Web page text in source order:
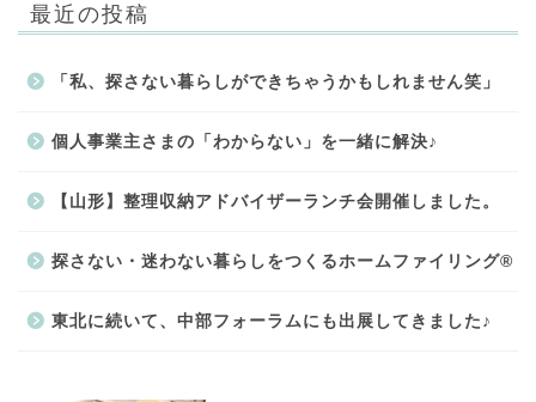
最近の投稿
「私、探さない暮らしができちゃうかもしれません笑」
個人事業主さまの「わからない」を一緒に解決♪
【山形】整理収納アドバイザーランチ会開催しました。
探さない・迷わない暮らしをつくるホームファイリング®
東北に続いて、中部フォーラムにも出展してきました♪